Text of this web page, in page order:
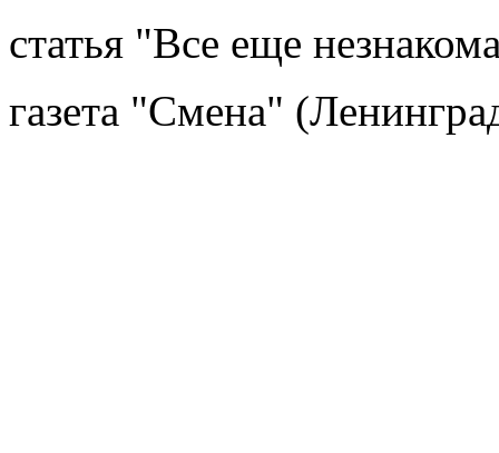
статья "Все еще
газета "Смена"